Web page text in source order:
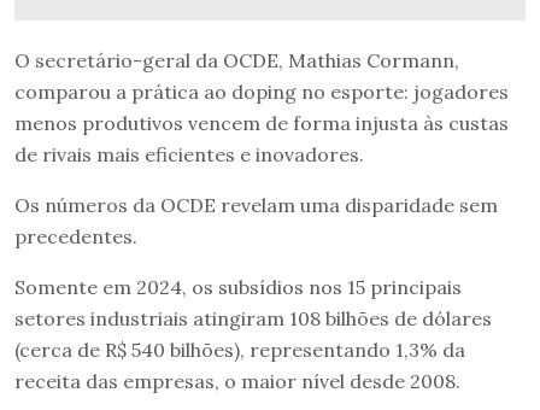
O secretário-geral da OCDE, Mathias Cormann,
comparou a prática ao doping no esporte: jogadores
menos produtivos vencem de forma injusta às custas
de rivais mais eficientes e inovadores.
Os números da OCDE revelam uma disparidade sem
precedentes.
Somente em 2024, os subsídios nos 15 principais
setores industriais atingiram 108 bilhões de dólares
(cerca de R$ 540 bilhões), representando 1,3% da
receita das empresas, o maior nível desde 2008.